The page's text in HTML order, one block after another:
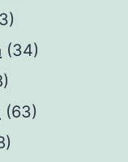
(34)
(63)